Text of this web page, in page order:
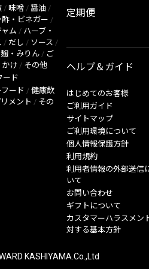
/ 味噌 / 醤油 /
・ビネガー /
ム / ハーブ・
/ だし / ソース /
麹・みりん / ご
かけ / その他
ード
ード / 健康飲
メント / その
定期便
ヘルプ＆ガイド
はじめてのお客様
ご利用ガイド
サイトマップ
ご利用環境について
個人情報保護方針
利用規約
利用者情報の外部送信
いて
お問い合わせ
ギフトについて
カスタマーハラスメン
対する基本方針
KASHIYAMA.Co.,Ltd